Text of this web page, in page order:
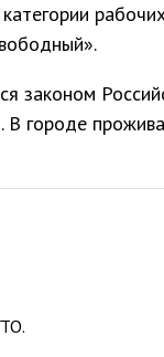
законом
В городе